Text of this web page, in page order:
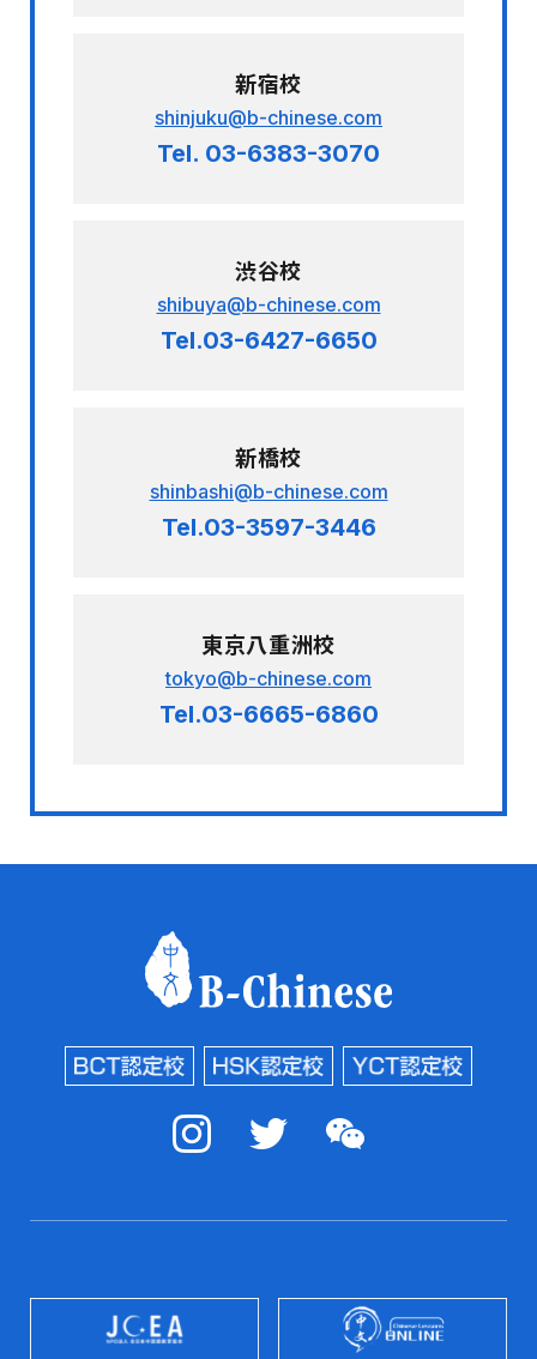
新宿校
shinjuku@b-chinese.com
Tel. 03-6383-3070
渋谷校
shibuya@b-chinese.com
Tel.03-6427-6650
新橋校
shinbashi@b-chinese.com
Tel.03-3597-3446
東京八重洲校
tokyo@b-chinese.com
Tel.03-6665-6860